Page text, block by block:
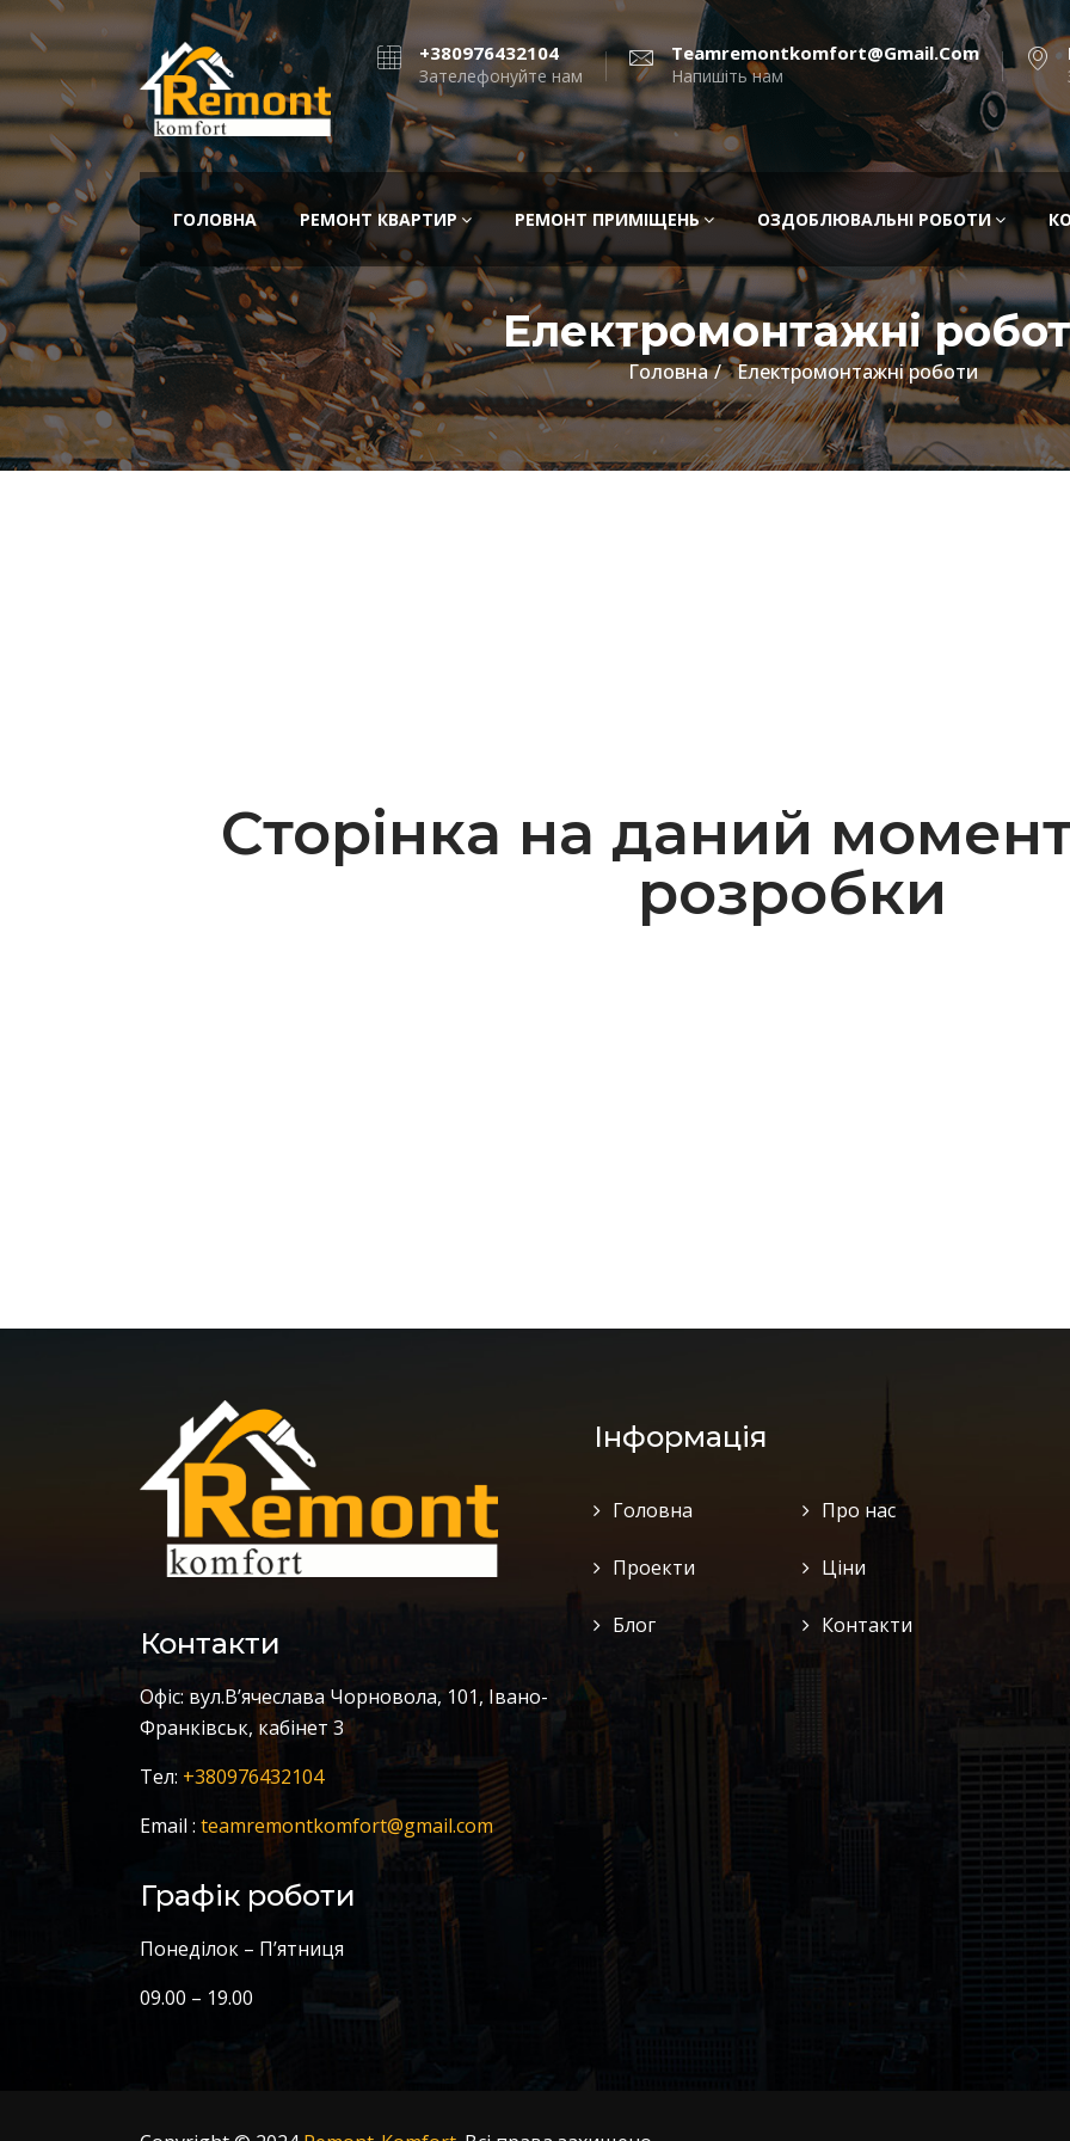
+380976432104
Зателефонуйте нам
Teamremontkomfort@gmail.com
Напишіть нам
ГОЛОВНА РЕМОНТ КВАРТИР РЕМОНТ ПРИМІЩЕНЬ ОЗДОБЛЮВАЛЬНІ РОБОТИ
Електромонтажні
Головна Електромонтажні роботи
Сторінка на даний момент
розробки
Контакти
Офіс: вул.В’ячеслава Чорновола, 101, Івано-
Франківськ, кабінет 3
Тел: +380976432104
Email : teamremontkomfort@gmail.com
Графік роботи
Понеділок – П’ятниця
09.00 – 19.00
Інформація
Головна Про нас
Проекти Ціни
Блог Контакти